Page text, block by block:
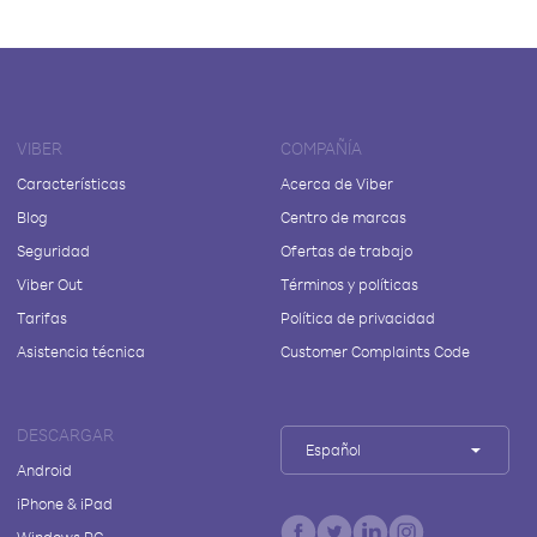
VIBER
Características
Blog
Seguridad
Viber Out
Tarifas
Asistencia técnica
COMPAÑÍA
Acerca de Viber
Centro de marcas
Ofertas de trabajo
Términos y políticas
Política de privacidad
Customer Complaints Code
DESCARGAR
Android
iPhone & iPad
Español